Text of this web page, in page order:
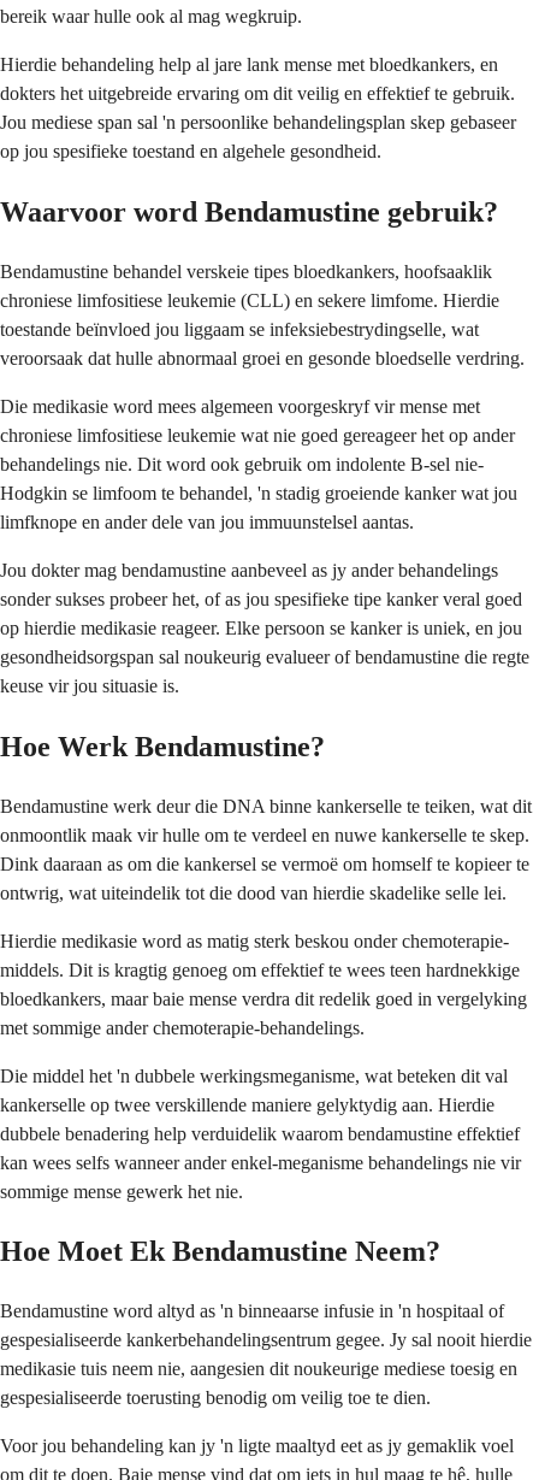
bereik waar hulle ook al mag wegkruip.
Hierdie behandeling help al jare lank mense met bloedkankers, en
dokters het uitgebreide ervaring om dit veilig en effektief te gebruik.
Jou mediese span sal 'n persoonlike behandelingsplan skep gebaseer
op jou spesifieke toestand en algehele gesondheid.
Waarvoor word Bendamustine gebruik?
Bendamustine behandel verskeie tipes bloedkankers, hoofsaaklik
chroniese limfositiese leukemie (CLL) en sekere limfome. Hierdie
toestande beïnvloed jou liggaam se infeksiebestrydingselle, wat
veroorsaak dat hulle abnormaal groei en gesonde bloedselle verdring.
Die medikasie word mees algemeen voorgeskryf vir mense met
chroniese limfositiese leukemie wat nie goed gereageer het op ander
behandelings nie. Dit word ook gebruik om indolente B-sel nie-
Hodgkin se limfoom te behandel, 'n stadig groeiende kanker wat jou
limfknope en ander dele van jou immuunstelsel aantas.
Jou dokter mag bendamustine aanbeveel as jy ander behandelings
sonder sukses probeer het, of as jou spesifieke tipe kanker veral goed
op hierdie medikasie reageer. Elke persoon se kanker is uniek, en jou
gesondheidsorgspan sal noukeurig evalueer of bendamustine die regte
keuse vir jou situasie is.
Hoe Werk Bendamustine?
Bendamustine werk deur die DNA binne kankerselle te teiken, wat dit
onmoontlik maak vir hulle om te verdeel en nuwe kankerselle te skep.
Dink daaraan as om die kankersel se vermoë om homself te kopieer te
ontwrig, wat uiteindelik tot die dood van hierdie skadelike selle lei.
Hierdie medikasie word as matig sterk beskou onder chemoterapie-
middels. Dit is kragtig genoeg om effektief te wees teen hardnekkige
bloedkankers, maar baie mense verdra dit redelik goed in vergelyking
met sommige ander chemoterapie-behandelings.
Die middel het 'n dubbele werkingsmeganisme, wat beteken dit val
kankerselle op twee verskillende maniere gelyktydig aan. Hierdie
dubbele benadering help verduidelik waarom bendamustine effektief
kan wees selfs wanneer ander enkel-meganisme behandelings nie vir
sommige mense gewerk het nie.
Hoe Moet Ek Bendamustine Neem?
Bendamustine word altyd as 'n binneaarse infusie in 'n hospitaal of
gespesialiseerde kankerbehandelingsentrum gegee. Jy sal nooit hierdie
medikasie tuis neem nie, aangesien dit noukeurige mediese toesig en
gespesialiseerde toerusting benodig om veilig toe te dien.
Voor jou behandeling kan jy 'n ligte maaltyd eet as jy gemaklik voel
om dit te doen. Baie mense vind dat om iets in hul maag te hê, hulle